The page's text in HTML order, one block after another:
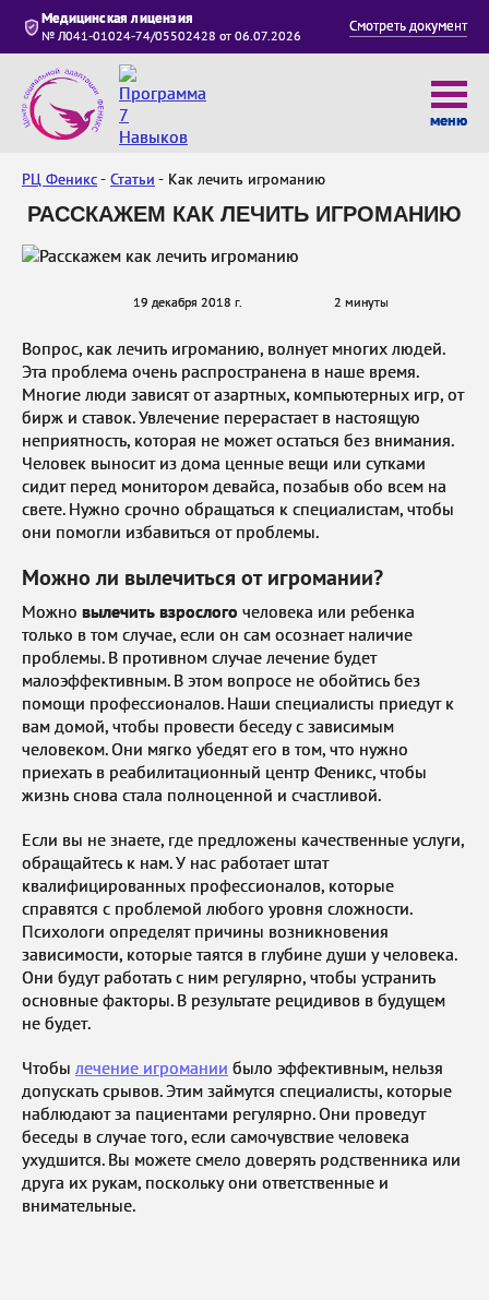
Медицинская лицензия
№ Л041-01024-74/05502428 от 06.07.2026
Смотреть документ
меню
РЦ Феникс Статьи Как лечить игроманию
РАССКАЖЕМ КАК ЛЕЧИТЬ ИГРОМАНИЮ
19 декабря 2018 г. 2 минуты
Вопрос, как лечить игроманию, волнует многих людей.
Эта проблема очень распространена в наше время.
Многие люди зависят от азартных, компьютерных игр, от
бирж и ставок. Увлечение перерастает в настоящую
неприятность, которая не может остаться без внимания.
Человек выносит из дома ценные вещи или сутками
сидит перед монитором девайса, позабыв обо всем на
свете. Нужно срочно обращаться к специалистам, чтобы
они помогли избавиться от проблемы.
Можно ли вылечиться от игромании?
Можно вылечить взрослого человека или ребенка
только в том случае, если он сам осознает наличие
проблемы. В противном случае лечение будет
малоэффективным. В этом вопросе не обойтись без
помощи профессионалов. Наши специалисты приедут к
вам домой, чтобы провести беседу с зависимым
человеком. Они мягко убедят его в том, что нужно
приехать в реабилитационный центр Феникс, чтобы
жизнь снова стала полноценной и счастливой.
Если вы не знаете, где предложены качественные услуги,
обращайтесь к нам. У нас работает штат
квалифицированных профессионалов, которые
справятся с проблемой любого уровня сложности.
Психологи определят причины возникновения
зависимости, которые таятся в глубине души у человека.
Они будут работать с ним регулярно, чтобы устранить
основные факторы. В результате рецидивов в будущем
не будет.
Чтобы лечение игромании было эффективным, нельзя
допускать срывов. Этим займутся специалисты, которые
наблюдают за пациентами регулярно. Они проведут
беседы в случае того, если самочувствие человека
ухудшится. Вы можете смело доверять родственника или
друга их рукам, поскольку они ответственные и
внимательные.